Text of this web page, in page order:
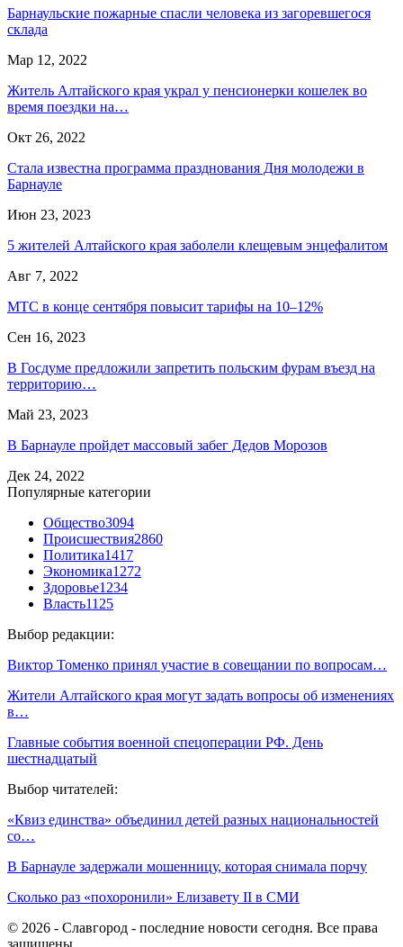
Барнаульские пожарные спасли человека из загоревшегося
склада
Мар 12, 2022
Житель Алтайского края украл у пенсионерки кошелек во
время поездки на…
Окт 26, 2022
Стала известна программа празднования Дня молодежи в
Барнауле
Июн 23, 2023
5 жителей Алтайского края заболели клещевым энцефалитом
Авг 7, 2022
МТС в конце сентября повысит тарифы на 10–12%
Сен 16, 2023
В Госдуме предложили запретить польским фурам въезд на
территорию…
Май 23, 2023
В Барнауле пройдет массовый забег Дедов Морозов
Дек 24, 2022
Популярные категории
Общество3094
Происшествия2860
Политика1417
Экономика1272
Здоровье1234
Власть1125
Выбор редакции:
Виктор Томенко принял участие в совещании по вопросам…
Жители Алтайского края могут задать вопросы об изменениях
в…
Главные события военной спецоперации РФ. День
шестнадцатый
Выбор читателей:
«Квиз единства» объединил детей разных национальностей
со…
В Барнауле задержали мошенницу, которая снимала порчу
Сколько раз «похоронили» Елизавету II в СМИ
© 2026 - Славгород - последние новости сегодня. Все права
защищены.